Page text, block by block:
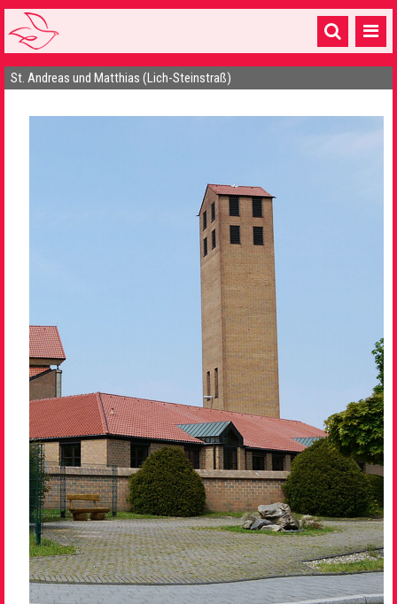
Startseite
1 Pfarrei
Seelsorge & Kontakt
St. Andreas und Matthias (Lich-Steinstraß)